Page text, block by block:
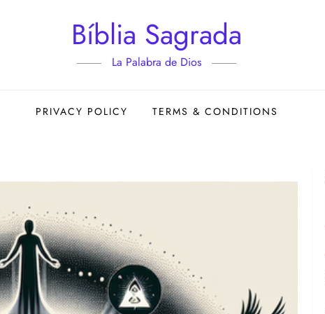
Bíblia Sagrada
La Palabra de Dios
PRIVACY POLICY TERMS & CONDITIONS